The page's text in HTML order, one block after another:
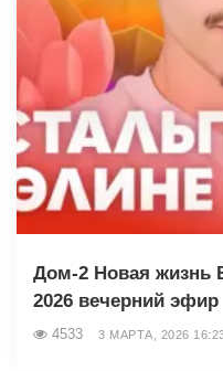
Дом-2 Новая жизнь
2026 вечерний эфир
4533 3 МАРТА, 2026